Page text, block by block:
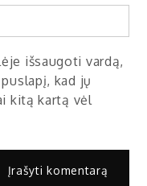
išsaugoti vardą,
kad jų
kitą kartą vėl